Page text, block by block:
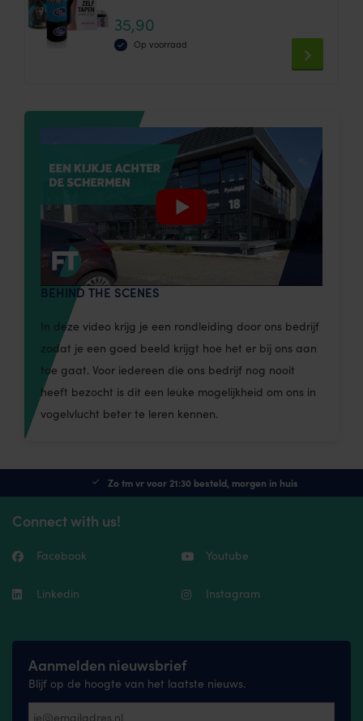
product
page
4.80
uit 5
35,90
Op voorraad
has
The
may
be
chosen
on
the
product
page
BEHIND THE SCENES
In deze video krijg je een rondleiding door ons bedrijf
zodat je een goed beeld krijgt hoe het er bij ons aan
toe gaat. Voor iedereen die ons bedrijf nog nooit
heeft bezocht is dit een leuke mogelijkheid om ons in
vogelvlucht beter te leren kennen.
Zo tm vr voor 21:30 besteld, morgen in huis
Connect with us!
Facebook Youtube
Linkedin Instagram
Aanmelden nieuwsbrief
Blijf op de hoogte van het laatste nieuws.